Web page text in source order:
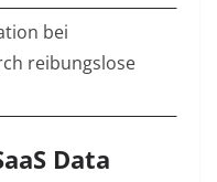
bei
reibungslose
Data